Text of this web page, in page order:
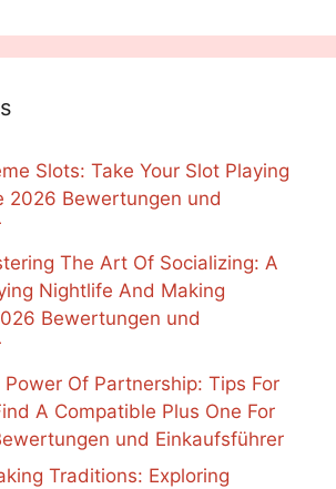
Slots: Take Your Slot Playing
2026 Bewertungen und
The Art Of Socializing: A
Nightlife And Making
Bewertungen und
Power Of Partnership: Tips For
A Compatible Plus One For
und Einkaufsführer
Traditions: Exploring